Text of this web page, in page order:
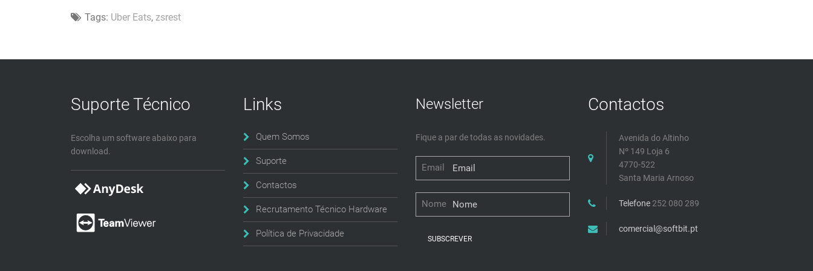
Tags: Uber Eats, zsrest
Suporte Técnico
Escolha um software abaixo para
download.
Links
Quem Somos
Suporte
Contactos
Recrutamento Técnico Hardware
Política de Privacidade
Newsletter
Fique a par de todas as novidades.
Email
Nome
SUBSCREVER
Contactos
Avenida do Altinho
Nº 149 Loja 6
4770-522
Santa Maria Arnoso
Telefone 252 080 289
comercial@softbit.pt